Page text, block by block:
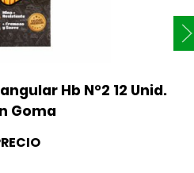
Hb N°2 12 Unid.
Goma